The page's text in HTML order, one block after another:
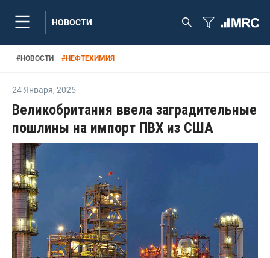
НОВОСТИ
#НОВОСТИ #НЕФТЕХИМИЯ
24 Января, 2025
Великобритания ввела заградительные
пошлины на импорт ПВХ из США